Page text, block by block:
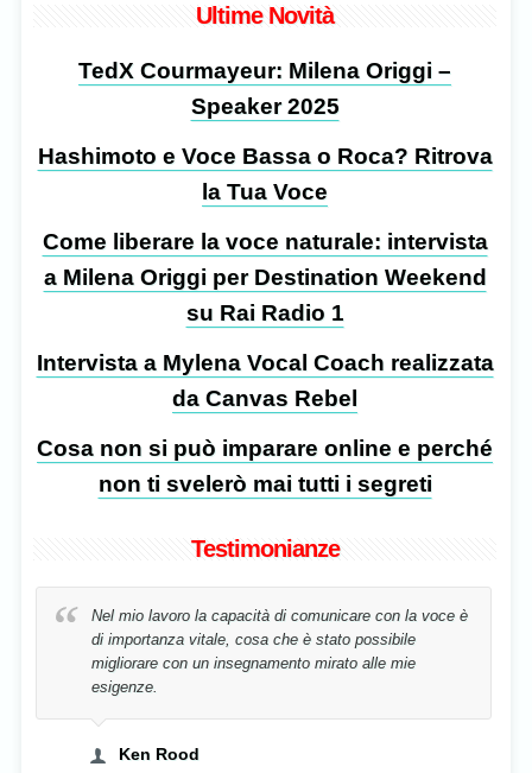
Ultime Novità
TedX Courmayeur: Milena Origgi –
Speaker 2025
Hashimoto e Voce Bassa o Roca? Ritrova
la Tua Voce
Come liberare la voce naturale: intervista
a Milena Origgi per Destination Weekend
su Rai Radio 1
Intervista a Mylena Vocal Coach realizzata
da Canvas Rebel
Cosa non si può imparare online e perché
non ti svelerò mai tutti i segreti
Testimonianze
Nel mio lavoro la capacità di comunicare con la voce è
di importanza vitale, cosa che è stato possibile
migliorare con un insegnamento mirato alle mie
esigenze.
Ken Rood